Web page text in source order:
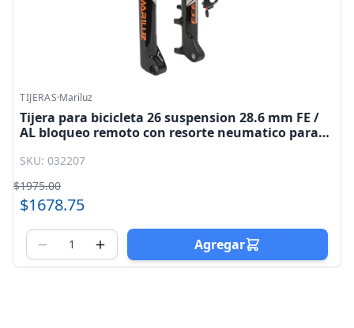
TIJERAS·Mariluz
Tijera para bicicleta 26 suspension 28.6 mm FE /
AL bloqueo remoto con resorte neumatico para
SKU: 032207
$1975.00
$1678.75
Agregar